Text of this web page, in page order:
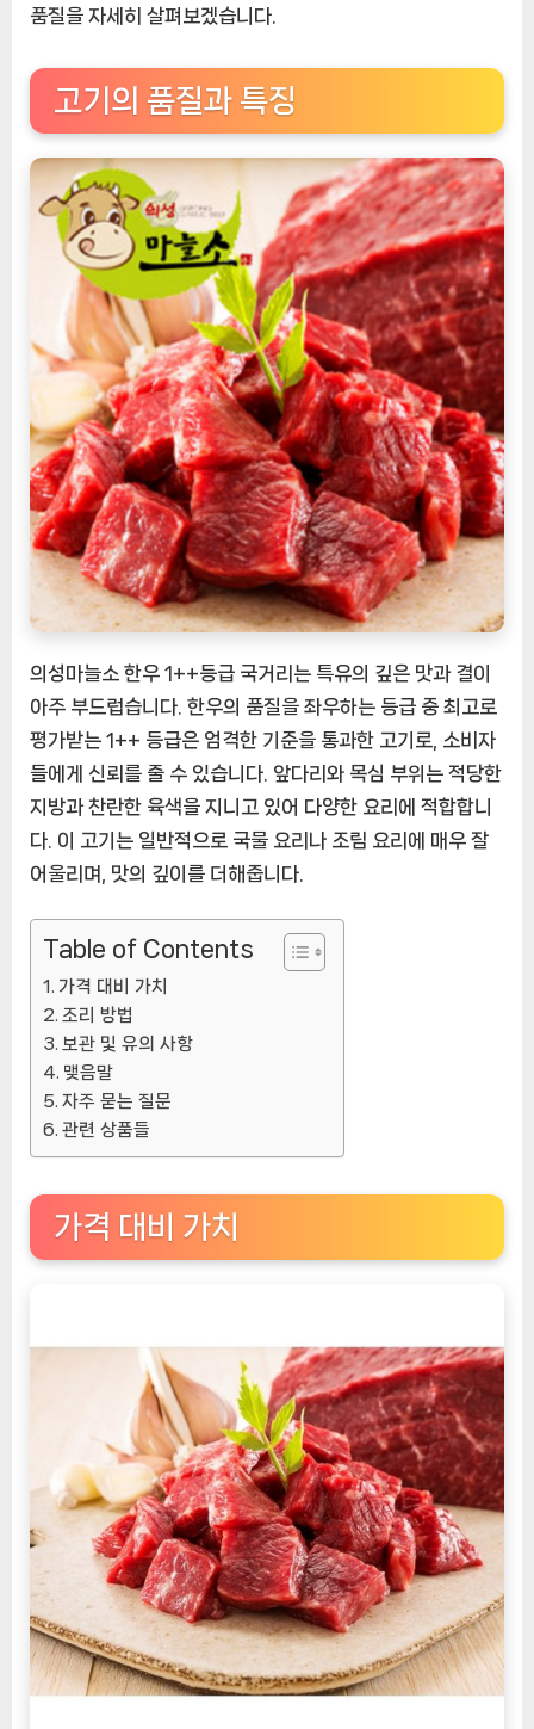
1++등
거
리
(앞
다
리
목
심)
600g
깊
이
는
리
뷰
[EatingNOW
ㅣ
추
천
품질을 자세히 살펴보겠습니다.
고기의 품질과 특징
의성마늘소 한우 1++등급 국거리는 특유의 깊은 맛과 결이
아주 부드럽습니다. 한우의 품질을 좌우하는 등급 중 최고로
평가받는 1++ 등급은 엄격한 기준을 통과한 고기로, 소비자
들에게 신뢰를 줄 수 있습니다. 앞다리와 목심 부위는 적당한
지방과 찬란한 육색을 지니고 있어 다양한 요리에 적합합니
다. 이 고기는 일반적으로 국물 요리나 조림 요리에 매우 잘
어울리며, 맛의 깊이를 더해줍니다.
Table of Contents
가격 대비 가치
조리 방법
보관 및 유의 사항
맺음말
자주 묻는 질문
관련 상품들
가격 대비 가치